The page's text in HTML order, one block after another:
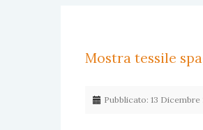
Mostra tessile
Pubblicato: 13 Dicembre